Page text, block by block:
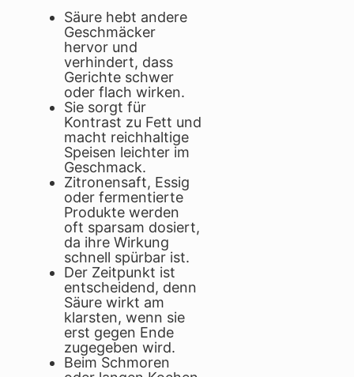
Säure hebt andere
Geschmäcker
hervor und
verhindert, dass
Gerichte schwer
oder flach wirken.
Sie sorgt für
Kontrast zu Fett und
macht reichhaltige
Speisen leichter im
Geschmack.
Zitronensaft, Essig
oder fermentierte
Produkte werden
oft sparsam dosiert,
da ihre Wirkung
schnell spürbar ist.
Der Zeitpunkt ist
entscheidend, denn
Säure wirkt am
klarsten, wenn sie
erst gegen Ende
zugegeben wird.
Beim Schmoren